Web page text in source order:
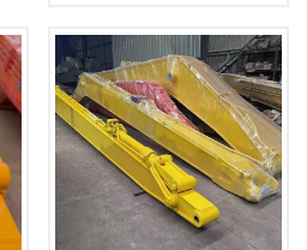
Экскаваторов,
Предназначенное Для
Тоннельных Работ.